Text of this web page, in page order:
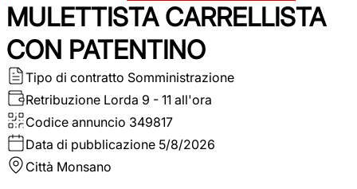
MULETTISTA CARRELLISTA
CON PATENTINO
Tipo di contratto Somministrazione
Retribuzione Lorda 9 - 11 all'ora
Codice annuncio 349817
Data di pubblicazione 5/8/2026
Città Monsano